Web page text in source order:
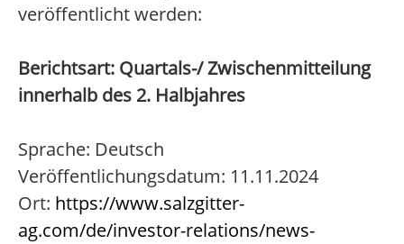
veröffentlicht werden:
Berichtsart: Quartals-/ Zwischenmitteilung
innerhalb des 2. Halbjahres
Sprache: Deutsch
Veröffentlichungsdatum: 11.11.2024
Ort: https://www.salzgitter-
ag.com/de/investor-relations/news-